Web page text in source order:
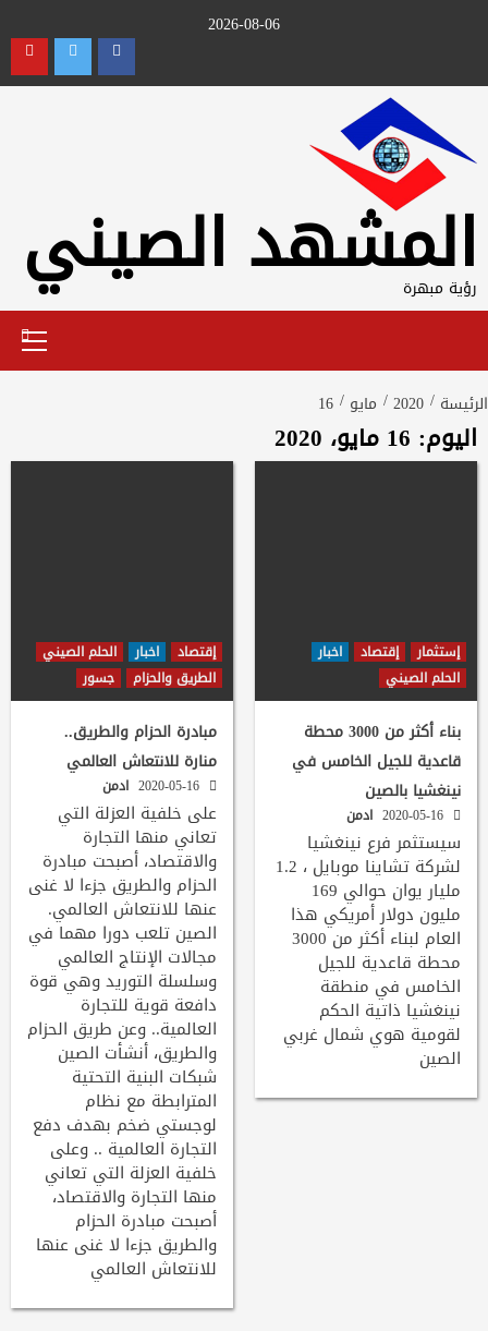
2026-08-06
Facebook
Twitter
المشهد الصيني
رؤية مبهرة
Primary
الرئيسة 2020 مايو 16
اليوم: 16 مايو، 2020
إستثمار إقتصاد
اخبار
الحلم الصيني
بناء أكثر من 3000 محطة
قاعدية للجيل الخامس في
نينغشيا بالصين
ادمن
سيستثمر فرع نينغشيا
لشركة تشاينا موبايل ، 1.2
مليار يوان حوالي 169
مليون دولار أمريكي هذا
العام لبناء أكثر من 3000
محطة قاعدية للجيل
الخامس في منطقة
نينغشيا ذاتية الحكم
لقومية هوي شمال غربي
الصين
إقتصاد اخبار
الحلم الصيني
الطريق والحزام
جسور
مبادرة الحزام والطريق..
منارة للانتعاش العالمي
ادمن
على خلفية العزلة التي
تعاني منها التجارة
والاقتصاد، أصبحت مبادرة
الحزام والطريق جزءا لا غنى
عنها للانتعاش العالمي.
الصين تلعب دورا مهما في
مجالات الإنتاج العالمي
وسلسلة التوريد وهي قوة
دافعة قوية للتجارة
العالمية.. وعن طريق الحزام
والطريق، أنشأت الصين
شبكات البنية التحتية
المترابطة مع نظام
لوجستي ضخم بهدف دفع
التجارة العالمية .. وعلى
خلفية العزلة التي تعاني
منها التجارة والاقتصاد،
أصبحت مبادرة الحزام
والطريق جزءا لا غنى عنها
للانتعاش العالمي